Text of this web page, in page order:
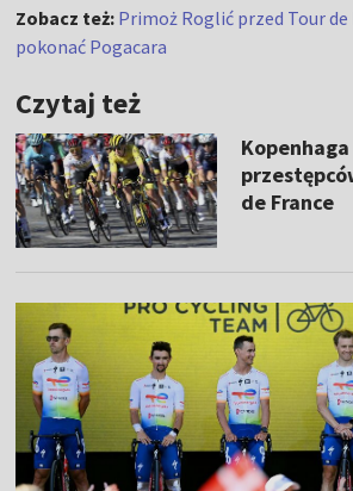
Zobacz też: Primoż Roglić przed Tour
pokonać Pogacara
Czytaj też
de France